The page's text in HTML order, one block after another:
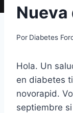
Por Diabetes
Hola. Un
en diabetes
novorapid.
septiembre